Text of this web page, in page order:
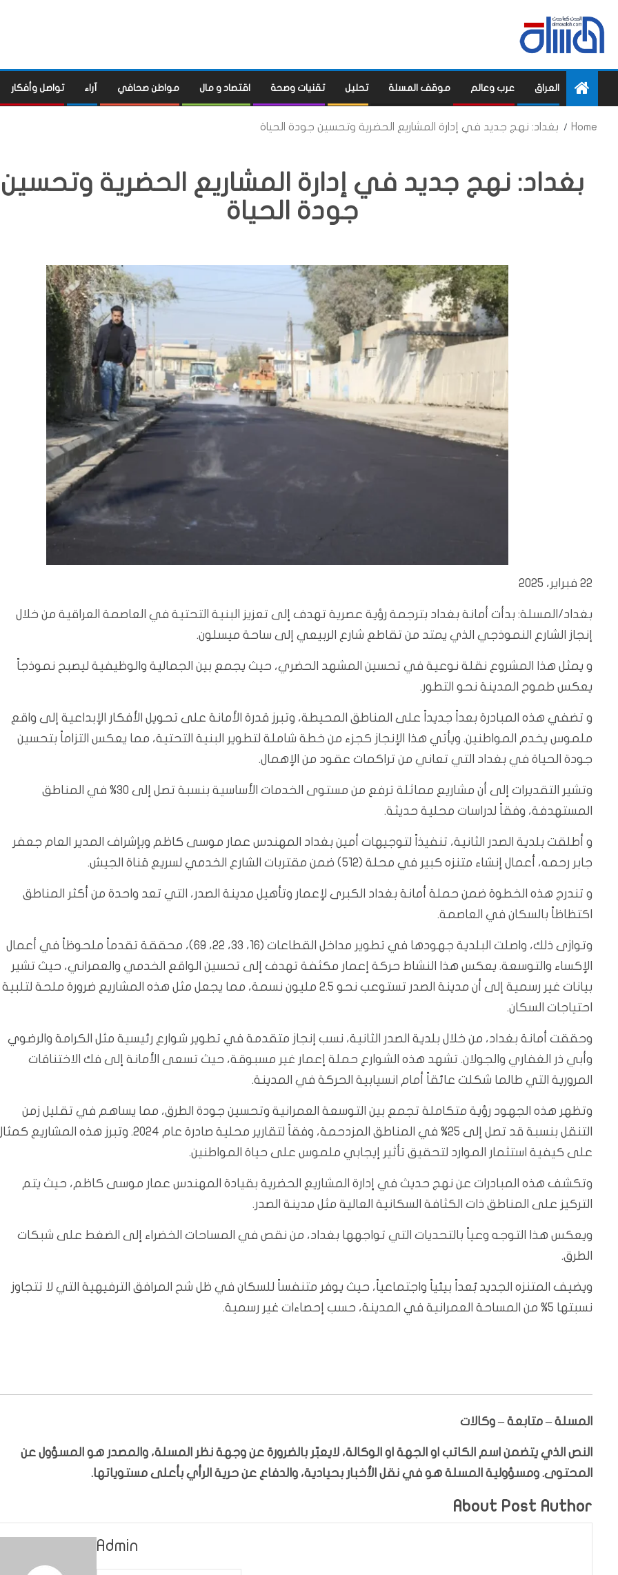
العراق عرب وعالم موقف المسلة تحليل تقنيات وصحة اقتصاد و مال مواطن صحافي آراء تواصل وأفكار
Home بغداد: نهج جديد في إدارة المشاريع الحضرية وتحسين جودة الحياة
بغداد: نهج جديد في إدارة المشاريع الحضرية وتحسين
جودة الحياة
22 فبراير، 2025
بغداد/المسلة: بدأت أمانة بغداد بترجمة رؤية عصرية تهدف إلى تعزيز البنية التحتية في العاصمة العراقية من خلال
إنجاز الشارع النموذجي الذي يمتد من تقاطع شارع الربيعي إلى ساحة ميسلون.
و يمثل هذا المشروع نقلة نوعية في تحسين المشهد الحضري، حيث يجمع بين الجمالية والوظيفية ليصبح نموذجاً
يعكس طموح المدينة نحو التطور.
و تضفي هذه المبادرة بعداً جديداً على المناطق المحيطة، وتبرز قدرة الأمانة على تحويل الأفكار الإبداعية إلى واقع
ملموس يخدم المواطنين. ويأتي هذا الإنجاز كجزء من خطة شاملة لتطوير البنية التحتية، مما يعكس التزاماً بتحسين
جودة الحياة في بغداد التي تعاني من تراكمات عقود من الإهمال.
وتشير التقديرات إلى أن مشاريع مماثلة ترفع من مستوى الخدمات الأساسية بنسبة تصل إلى 30% في المناطق
المستهدفة، وفقاً لدراسات محلية حديثة.
و أطلقت بلدية الصدر الثانية، تنفيذاً لتوجيهات أمين بغداد المهندس عمار موسى كاظم وبإشراف المدير العام جعفر
جابر رحمه، أعمال إنشاء متنزه كبير في محلة (512) ضمن مقتربات الشارع الخدمي لسريع قناة الجيش.
و تندرج هذه الخطوة ضمن حملة أمانة بغداد الكبرى لإعمار وتأهيل مدينة الصدر، التي تعد واحدة من أكثر المناطق
اكتظاظاً بالسكان في العاصمة.
وتوازى ذلك، واصلت البلدية جهودها في تطوير مداخل القطاعات (16، 33، 22، 69)، محققة تقدماً ملحوظاً في أعمال
الإكساء والتوسعة. يعكس هذا النشاط حركة إعمار مكثفة تهدف إلى تحسين الواقع الخدمي والعمراني، حيث تشير
بيانات غير رسمية إلى أن مدينة الصدر تستوعب نحو 2.5 مليون نسمة، مما يجعل مثل هذه المشاريع ضرورة ملحة لتلبية
احتياجات السكان.
وحققت أمانة بغداد، من خلال بلدية الصدر الثانية، نسب إنجاز متقدمة في تطوير شوارع رئيسية مثل الكرامة والرضوي
وأبي ذر الغفاري والجولان. تشهد هذه الشوارع حملة إعمار غير مسبوقة، حيث تسعى الأمانة إلى فك الاختناقات
المرورية التي طالما شكلت عائقاً أمام انسيابية الحركة في المدينة.
وتظهر هذه الجهود رؤية متكاملة تجمع بين التوسعة العمرانية وتحسين جودة الطرق، مما يساهم في تقليل زمن
التنقل بنسبة قد تصل إلى 25% في المناطق المزدحمة، وفقاً لتقارير محلية صادرة عام 2024. وتبرز هذه المشاريع
على كيفية استثمار الموارد لتحقيق تأثير إيجابي ملموس على حياة المواطنين.
وتكشف هذه المبادرات عن نهج حديث في إدارة المشاريع الحضرية بقيادة المهندس عمار موسى كاظم، حيث يتم
التركيز على المناطق ذات الكثافة السكانية العالية مثل مدينة الصدر.
ويعكس هذا التوجه وعياً بالتحديات التي تواجهها بغداد، من نقص في المساحات الخضراء إلى الضغط على شبكات
الطرق.
ويضيف المتنزه الجديد بُعداً بيئياً واجتماعياً، حيث يوفر متنفساً للسكان في ظل شح المرافق الترفيهية التي لا تتجاوز
نسبتها 5% من المساحة العمرانية في المدينة، حسب إحصاءات غير رسمية.
المسلة – متابعة – وكالات
النص الذي يتضمن اسم الكاتب او الجهة او الوكالة، لايعبّر بالضرورة عن وجهة نظر المسلة، والمصدر هو المسؤول عن
المحتوى. ومسؤولية المسلة هو في نقل الأخبار بحيادية، والدفاع عن حرية الرأي بأعلى مستوياتها.
About Post Author
Admin